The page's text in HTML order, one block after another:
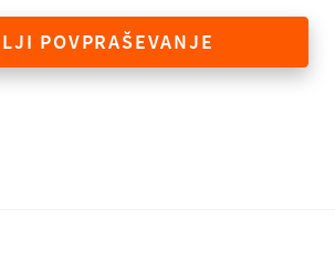
POVPRAŠEVANJE